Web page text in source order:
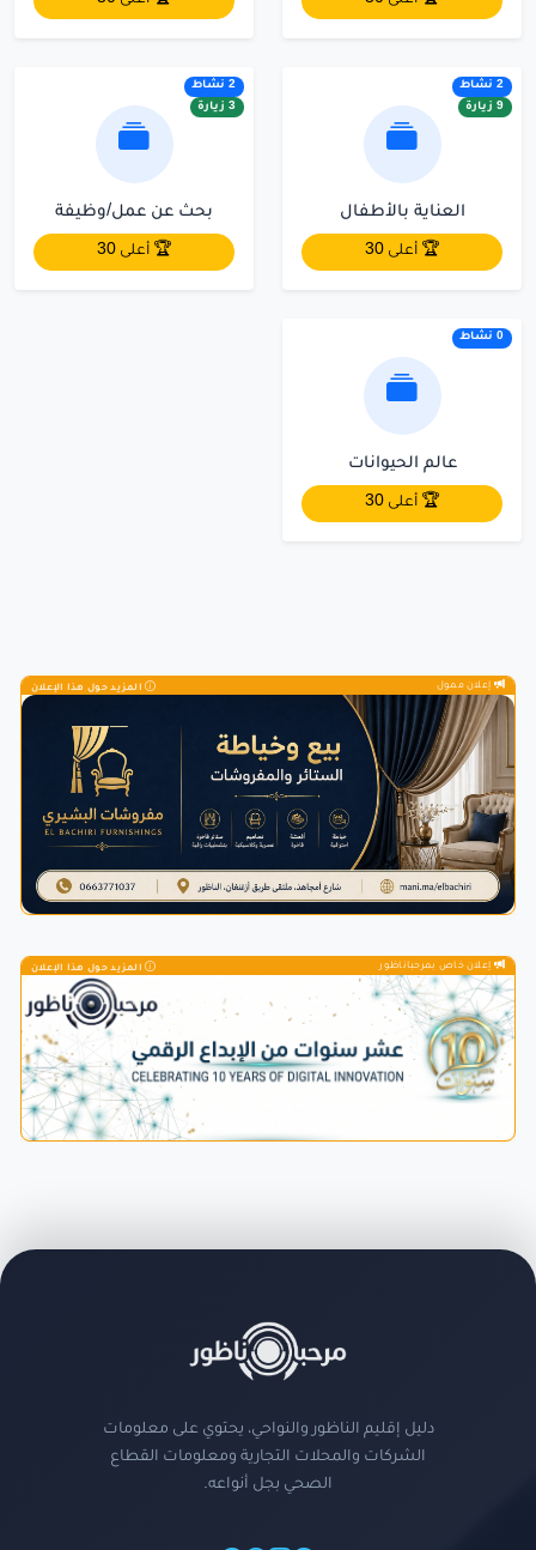
2 نشاط
9 زيارة
العناية بالأطفال
🏆 أعلى 30
2 نشاط
3 زيارة
بحث عن عمل/وظيفة
🏆 أعلى 30
0 نشاط
عالم الحيوانات
🏆 أعلى 30
إعلان ممول المزيد حول هذا الإعلان
إعلان خاص بمرحباناظور المزيد حول هذا الإعلان
دليل إقليم الناظور والنواحي، يحتوي على معلومات
الشركات والمحلات التجارية ومعلومات القطاع
الصحي بجل أنواعه.